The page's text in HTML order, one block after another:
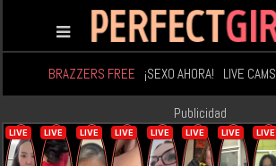
BRAZZERS FREE ¡SEXO AHORA! LIVE CAMS
Publicidad